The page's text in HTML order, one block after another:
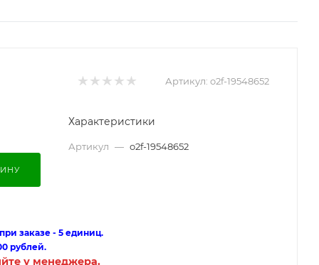
Артикул: o2f-19548652
Характеристики
Артикул — o2f-19548652
заказе - 5 единиц.
рублей.
у менеджера.